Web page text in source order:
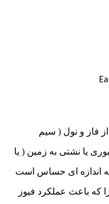
از فاز و نول ( سیم
یا نشتی به زمین ( یا
اندازه ای حساس است
که باعث عملکرد فیوز